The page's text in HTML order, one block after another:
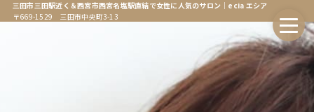
三田市三田駅近く＆西宮市西宮名塩駅直結で女性に人気のサロン｜ecia エシア
〒669-1529 三田市中央町3-13